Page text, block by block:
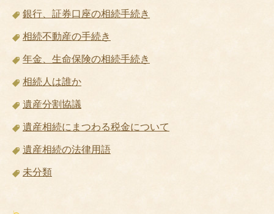
銀行、証券口座の相続手続き
相続不動産の手続き
年金、生命保険の相続手続き
相続人は誰か
遺産分割協議
遺産相続にまつわる税金について
遺産相続の法律用語
未分類